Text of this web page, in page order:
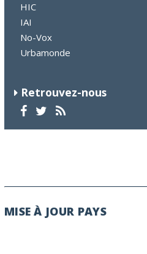
HIC
IAI
No-Vox
Urbamonde
Retrouvez-nous
MISE À JOUR PAYS